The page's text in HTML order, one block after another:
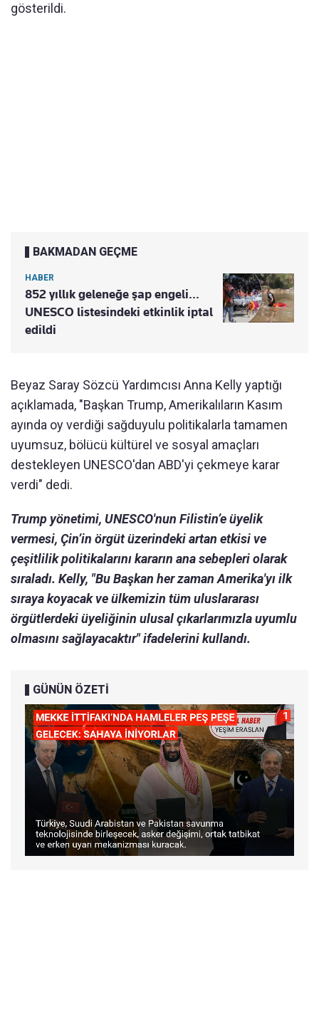
gösterildi.
BAKMADAN GEÇME
HABER
852 yıllık geleneğe şap engeli...
UNESCO listesindeki etkinlik iptal
edildi
Beyaz Saray Sözcü Yardımcısı Anna Kelly yaptığı
açıklamada, "Başkan Trump, Amerikalıların Kasım
ayında oy verdiği sağduyulu politikalarla tamamen
uyumsuz, bölücü kültürel ve sosyal amaçları
destekleyen UNESCO'dan ABD'yi çekmeye karar
verdi" dedi.
Trump yönetimi, UNESCO'nun Filistin’e üyelik
vermesi, Çin’in örgüt üzerindeki artan etkisi ve
çeşitlilik politikalarını kararın ana sebepleri olarak
sıraladı. Kelly, "Bu Başkan her zaman Amerika'yı ilk
sıraya koyacak ve ülkemizin tüm uluslararası
örgütlerdeki üyeliğinin ulusal çıkarlarımızla uyumlu
olmasını sağlayacaktır" ifadelerini kullandı.
GÜNÜN ÖZETİ